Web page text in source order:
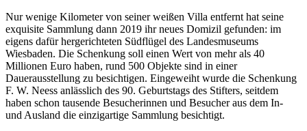
Nur wenige Kilometer von seiner weißen Villa entfernt hat seine
exquisite Sammlung dann 2019 ihr neues Domizil gefunden: im
eigens dafür hergerichteten Südflügel des Landesmuseums
Wiesbaden. Die Schenkung soll einen Wert von mehr als 40
Millionen Euro haben, rund 500 Objekte sind in einer
Dauerausstellung zu besichtigen. Eingeweiht wurde die Schenkung
F. W. Neess anlässlich des 90. Geburtstags des Stifters, seitdem
haben schon tausende Besucherinnen und Besucher aus dem In-
und Ausland die einzigartige Sammlung besichtigt.